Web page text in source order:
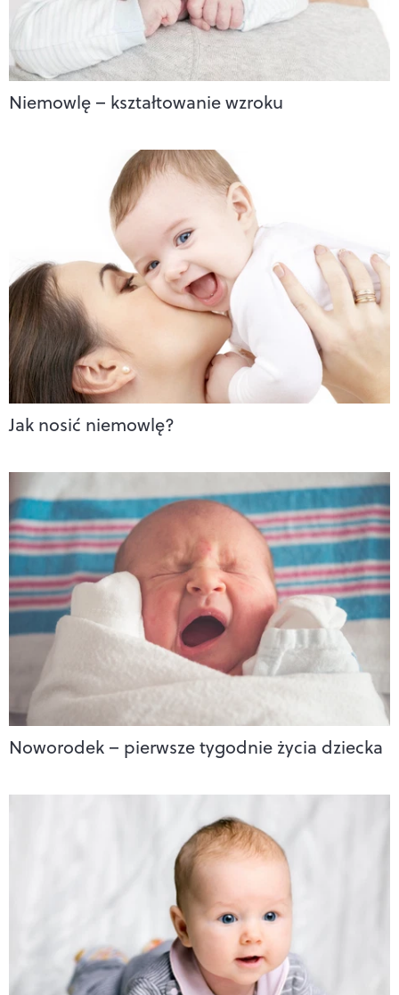
Niemowlę – kształtowanie wzroku
Jak nosić niemowlę?
Noworodek – pierwsze tygodnie życia dziecka